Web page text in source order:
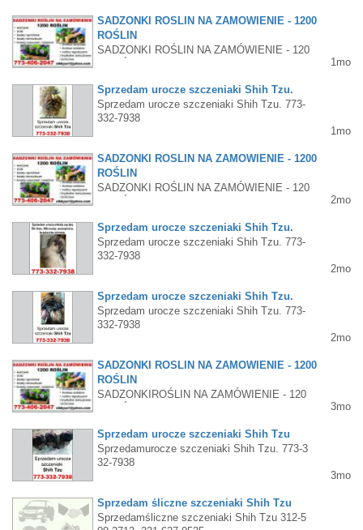
SADZONKI ROŚLIN NA ZAMÓWIENIE - 1200
ROŚLIN
SADZONKI ROŚLIN NA ZAMÓWIENIE - 120
e drzewa owocowe drzewa ozdobne rośliny e
gzotyczne i tropikalne doniczkowe i donicow
e 773-406-2047 zibbysz1@yahoo.com
1mo
Sprzedam urocze szczeniaki Shih Tzu.
Sprzedam urocze szczeniaki Shih Tzu. 773-
332-7938
1mo
SADZONKI ROŚLIN NA ZAMÓWIENIE - 1200
ROŚLIN
SADZONKI ROŚLIN NA ZAMÓWIENIE - 120
e drzewa owocowe drzewa ozdobne rośliny e
gzotyczne i tropikalne doniczkowe i donicow
e 773-406-2047 zibbysz1@yahoo.com
2mo
Sprzedam urocze szczeniaki Shih Tzu.
Sprzedam urocze szczeniaki Shih Tzu. 773-
332-7938
2mo
Sprzedam urocze szczeniaki Shih Tzu.
Sprzedam urocze szczeniaki Shih Tzu. 773-
332-7938
2mo
SADZONKI ROŚLIN NA ZAMÓWIENIE - 1200
ROŚLIN
SADZONKIROŚLIN NA ZAMÓWIENIE - 120
e drzewa owocowe drzewa ozdobne rośliny e
gzotyczne i tropikalne doniczkowe i donicow
e 773-406-2047 zibbysz1@yahoo.com
3mo
Sprzedam urocze szczeniaki Shih Tzu
Sprzedamurocze szczeniaki Shih Tzu. 773-3
32-7938
3mo
Sprzedam śliczne szczeniaki Shih Tzu
Sprzedamśliczne szczeniaki Shih Tzu 312-5